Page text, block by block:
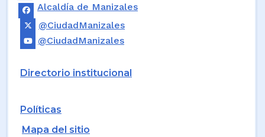
Alcaldía de Manizales
@CiudadManizales
@CiudadManizales
Directorio institucional
Políticas
Mapa del sitio